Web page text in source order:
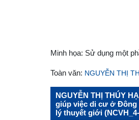
Minh họa: Sử dụng một
Toàn văn: NGUYỄN THỊ